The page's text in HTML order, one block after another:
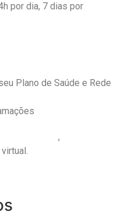
por dia, 7 dias por
Plano de Saúde e Rede
,